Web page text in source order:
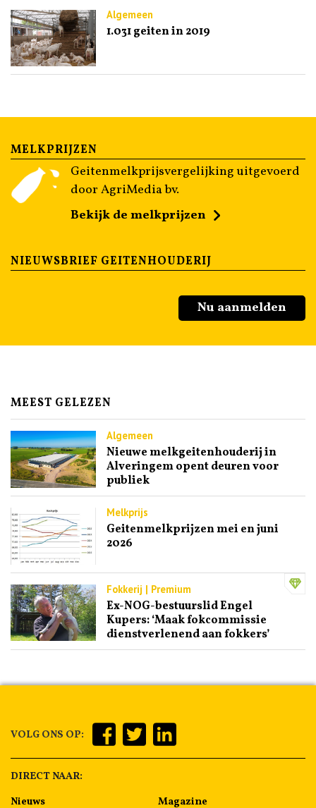
Algemeen
1.031 geiten in 2019
MELKPRIJZEN
Geitenmelkprijsvergelijking uitgevoerd
door AgriMedia bv.
Bekijk de melkprijzen
NIEUWSBRIEF GEITENHOUDERIJ
Nu aanmelden
MEEST GELEZEN
Algemeen
Nieuwe melkgeitenhouderij in
Alveringem opent deuren voor
publiek
Melkprijs
Geitenmelkprijzen mei en juni
2026
Fokkerij | Premium
Ex-NOG-bestuurslid Engel
Kupers: ‘Maak fokcommissie
dienstverlenend aan fokkers’
VOLG ONS OP:
DIRECT NAAR:
Nieuws
Magazine